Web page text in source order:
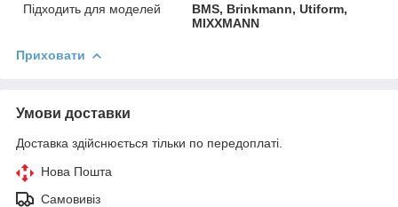
Підходить для моделей
BMS, Brinkmann, Utiform,
MIXXMANN
Приховати
Умови доставки
Доставка здійснюється тільки по передоплаті.
Нова Пошта
Самовивіз